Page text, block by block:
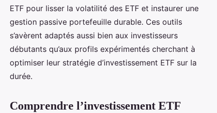
ETF pour lisser la volatilité des ETF et instaurer une
gestion passive portefeuille durable. Ces outils
s’avèrent adaptés aussi bien aux investisseurs
débutants qu’aux profils expérimentés cherchant à
optimiser leur stratégie d’investissement ETF sur la
durée.
Comprendre l’investissement ETF